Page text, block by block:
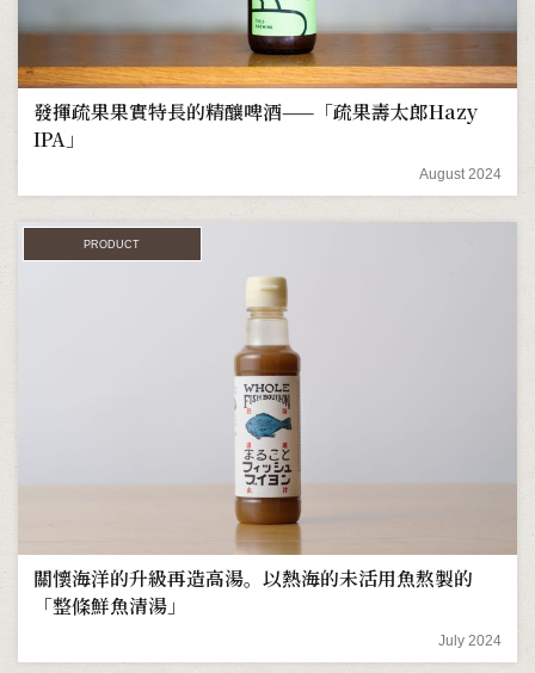
發揮疏果果實特長的精釀啤酒——「疏果壽太郎Hazy
IPA」
August 2024
PRODUCT
關懷海洋的升級再造高湯。以熱海的未活用魚熬製的
「整條鮮魚清湯」
July 2024